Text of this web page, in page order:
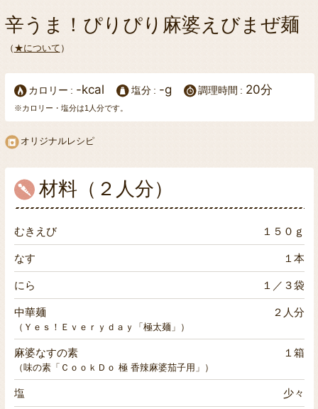
辛うま！ぴりぴり麻婆えびまぜ麺
（ ★について ）
カロリー -kcal 塩分 -g 調理時間 20分
※カロリー・塩分は1人分です。
オリジナルレシピ
材料（２人分）
むきえび １５０ｇ
なす １本
にら １／３袋
中華麺 ２人分
（Ｙｅｓ！Ｅｖｅｒｙｄａｙ「極太麺」）
麻婆なすの素 １箱
（味の素「ＣｏｏｋＤｏ 極 香辣麻婆茄子用」）
塩 少々